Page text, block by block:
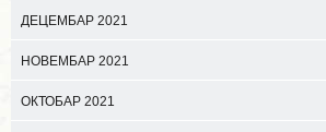
ДЕЦЕМБАР 2021
НОВЕМБАР 2021
ОКТОБАР 2021